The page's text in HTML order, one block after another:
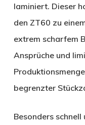
laminiert. Dieser
den ZT60 zu
extrem scharfem
Ansprüche und
begrenzter
Besonders